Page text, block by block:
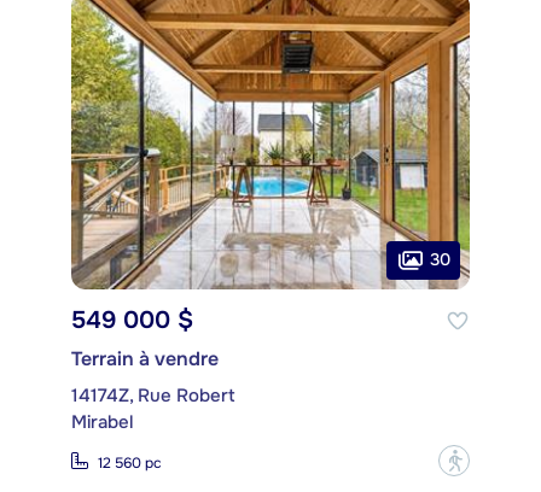
30
549 000 $
Terrain à vendre
14174Z, Rue Robert
Mirabel
12 560 pc ?